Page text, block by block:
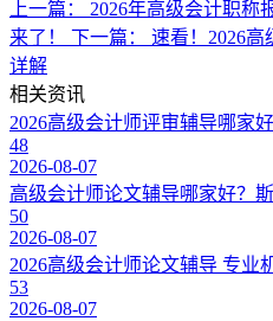
上一篇： 2026年高级会计职称
来了！ 下一篇： 速看！2026
详解
相关资讯
2026高级会计师评审辅导哪家
48
2026-08-07
高级会计师论文辅导哪家好？
50
2026-08-07
2026高级会计师论文辅导 专业
53
2026-08-07